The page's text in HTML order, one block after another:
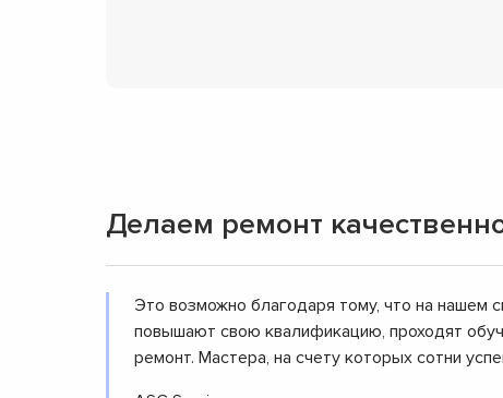
Делаем ремонт
Это возможно благодаря тому, что на нашем
повышают свою квалификацию, проходят
ремонт. Мастера, на счету которых сотни